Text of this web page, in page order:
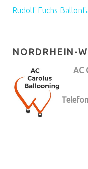
Rudolf Fuchs
NORDRHEIN-
AC